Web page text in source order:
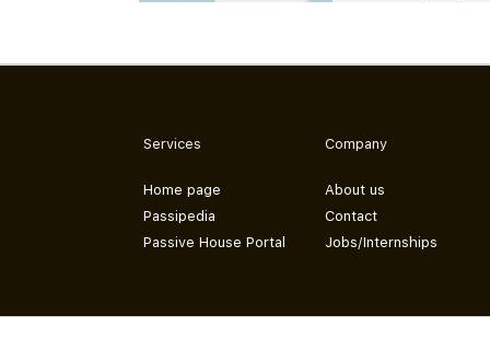
Services
Home page
Passipedia
Passive House Portal
Company
About us
Contact
Jobs/Internships